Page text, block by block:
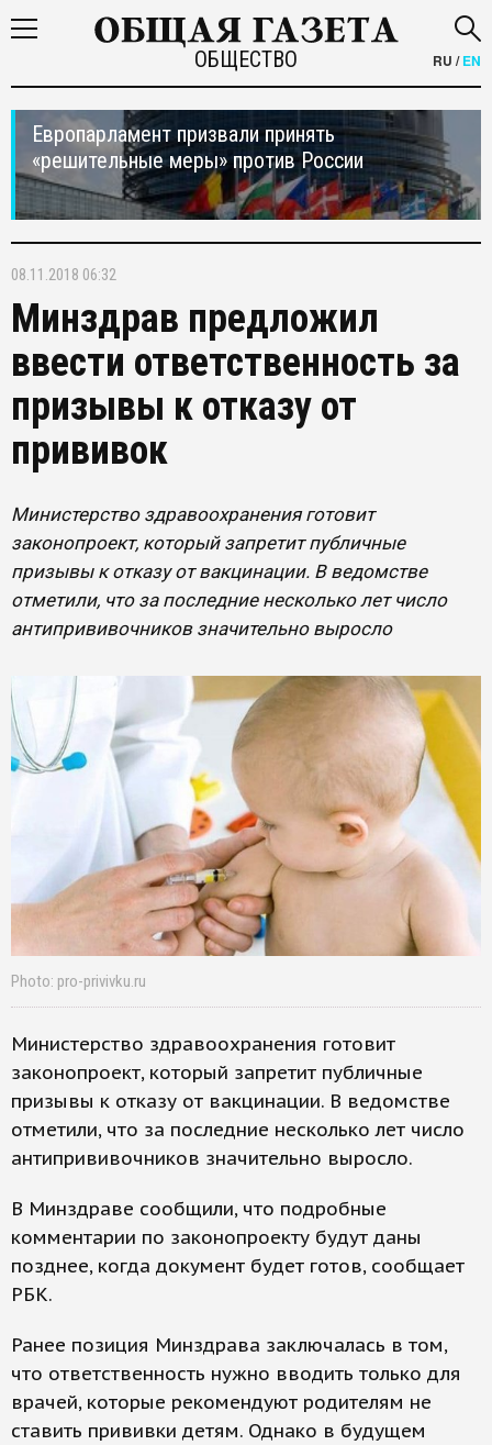
ОБЩЕСТВО RU /EN
Европарламент призвали принять
«решительные меры» против России
08.11.2018 06:32
Минздрав предложил
ввести ответственность за
призывы к отказу от
прививок
Министерство здравоохранения готовит
законопроект, который запретит публичные
призывы к отказу от вакцинации. В ведомстве
отметили, что за последние несколько лет число
антипрививочников значительно выросло
Photo: pro-privivku.ru
Министерство здравоохранения готовит
законопроект, который запретит публичные
призывы к отказу от вакцинации. В ведомстве
отметили, что за последние несколько лет число
антипрививочников значительно выросло.
В Минздраве сообщили, что подробные
комментарии по законопроекту будут даны
позднее, когда документ будет готов, сообщает
РБК.
Ранее позиция Минздрава заключалась в том,
что ответственность нужно вводить только для
врачей, которые рекомендуют родителям не
ставить прививки детям. Однако в будущем